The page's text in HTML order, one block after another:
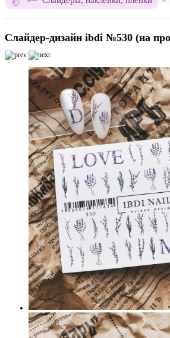
Слайдер-дизайн ibdi №530 (на